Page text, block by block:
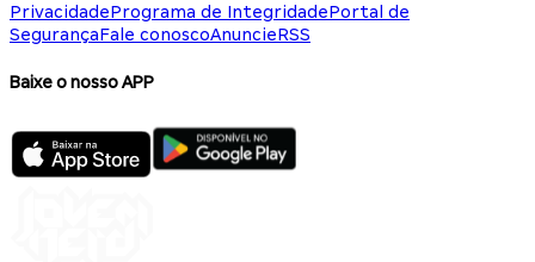
PrivacidadePrograma de IntegridadePortal de
SegurançaFale conoscoAnuncieRSS
Baixe o nosso APP